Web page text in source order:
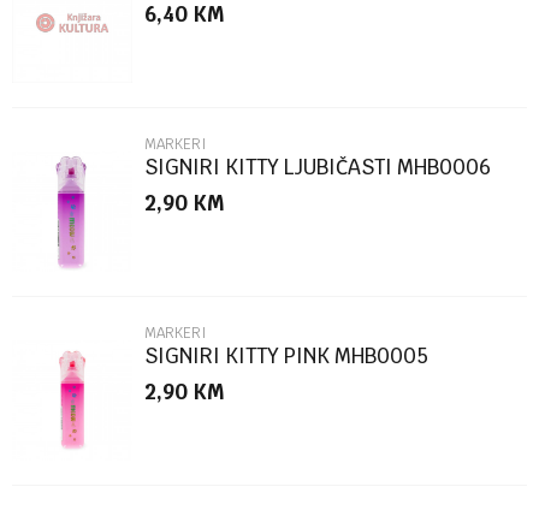
Poruka
POŠALJI
6,40 KM
MARKERI
SIGNIRI KITTY LJUBIČASTI MHB0006
2,90 KM
MARKERI
SIGNIRI KITTY PINK MHB0005
2,90 KM